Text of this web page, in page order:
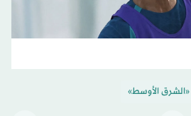
«الشرق الأوسط»